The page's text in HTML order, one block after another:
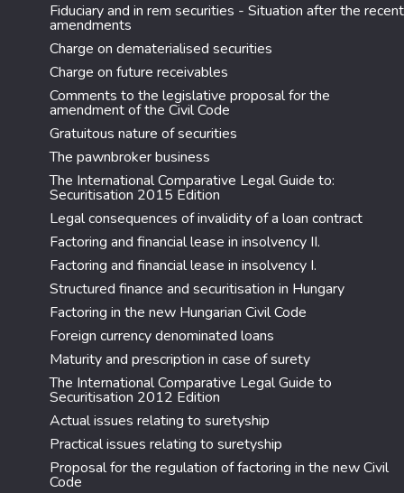
Fiduciary and in rem securities - Situation after the recent
amendments
Charge on dematerialised securities
Charge on future receivables
Comments to the legislative proposal for the
amendment of the Civil Code
Gratuitous nature of securities
The pawnbroker business
The International Comparative Legal Guide to:
Securitisation 2015 Edition
Legal consequences of invalidity of a loan contract
Factoring and financial lease in insolvency II.
Factoring and financial lease in insolvency I.
Structured finance and securitisation in Hungary
Factoring in the new Hungarian Civil Code
Foreign currency denominated loans
Maturity and prescription in case of surety
The International Comparative Legal Guide to
Securitisation 2012 Edition
Actual issues relating to suretyship
Practical issues relating to suretyship
Proposal for the regulation of factoring in the new Civil
Code